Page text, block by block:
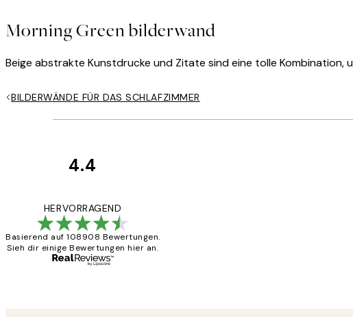
Morning Green bilderwand
Beige abstrakte Kunstdrucke und Zitate sind eine tolle Kombination,
BILDERWÄNDE FÜR DAS SCHLAFZIMMER
4.4
HERVORRAGEND
Basierend auf 108908 Bewertungen.
Sieh dir einige Bewertungen hier an.